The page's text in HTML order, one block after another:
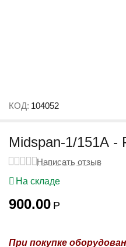
КОД: 104052
Midspan-1/151A -
Написать отзыв
На складе
900.00 Р
При покупке